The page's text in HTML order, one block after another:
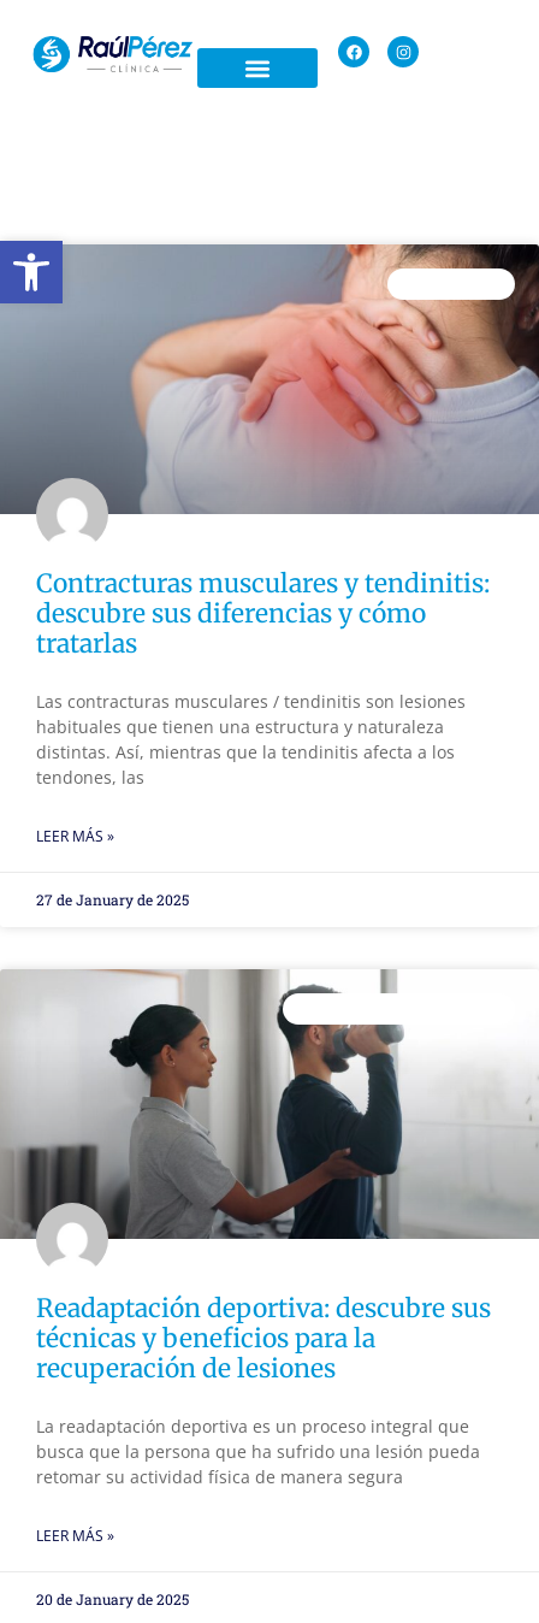
Open toolbar
Contracturas musculares y tendinitis:
descubre sus diferencias y cómo
tratarlas
Las contracturas musculares / tendinitis son lesiones
habituales que tienen una estructura y naturaleza
distintas. Así, mientras que la tendinitis afecta a los
tendones, las
LEER MÁS »
27 de January de 2025
Readaptación deportiva: descubre sus
técnicas y beneficios para la
recuperación de lesiones
La readaptación deportiva es un proceso integral que
busca que la persona que ha sufrido una lesión pueda
retomar su actividad física de manera segura
LEER MÁS »
20 de January de 2025